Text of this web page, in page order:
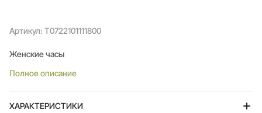
Артикул: T0722101111800
Женские часы
Полное описание
ХАРАКТЕРИСТИКИ